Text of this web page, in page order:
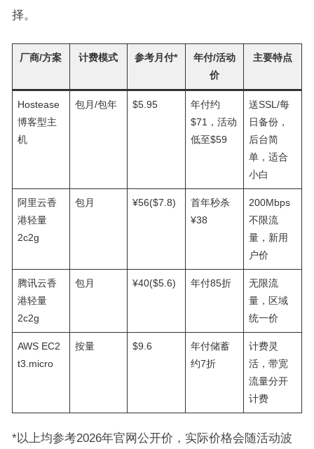
择。
厂商/方案 计费模式 参考月付*
年付/活动
价
主要特点
Hostease
博客型主
机
包月/包年 $5.95
年付约
$71，活动
低至$59
送SSL/每
日备份，
后台简
单，适合
小白
阿里云香
港轻量
2c2g
包月 ¥56($7.8)
首年秒杀
¥38
200Mbps
不限流
量，新用
户价
腾讯云香
港轻量
2c2g
包月 ¥40($5.6) 年付85折
无限流
量，区域
统一价
AWS EC2
t3.micro
按量 $9.6
年付储蓄
约7折
计费灵
活，带宽
流量分开
计费
*以上均参考2026年官网公开价，实际价格会随活动波